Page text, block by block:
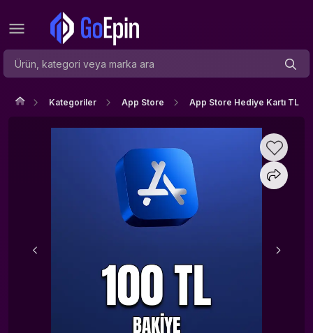
Kategoriler App Store App Store Hediye Kartı TL